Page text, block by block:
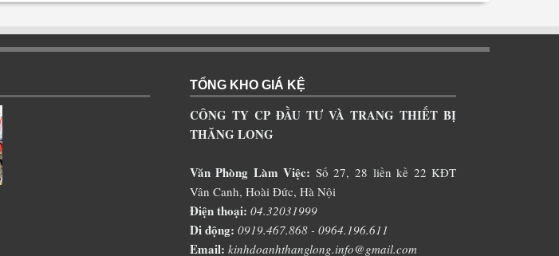
TỔNG KHO GIÁ KỆ
CÔNG TY CP ĐẦU TƯ VÀ TRANG THIẾT BỊ
THĂNG LONG
Văn Phòng Làm Việc: Số 27, 28 liền kề 22 KĐT
Vân Canh, Hoài Đức, Hà Nội
Điện thoại: 04.32031999
Di động: 0919.467.868 - 0964.196.611
Email: kinhdoanhthanglong.info@gmail.com